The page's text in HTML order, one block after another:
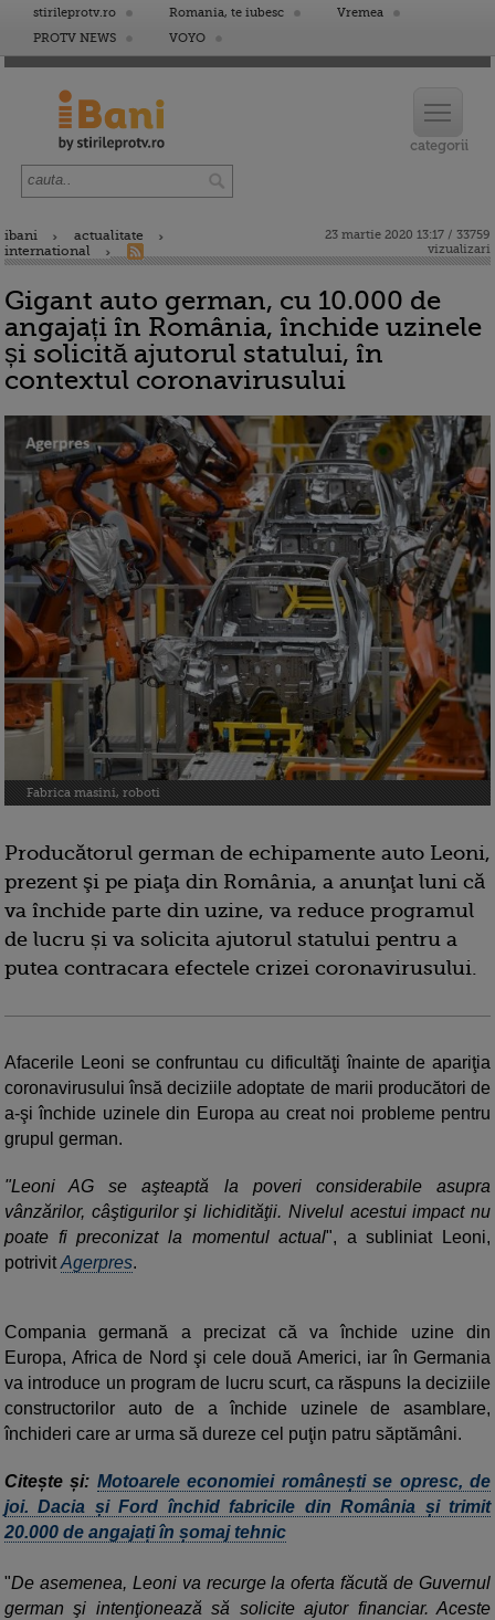
stirileprotv.ro Romania, te iubesc
Vremea
PROTV NEWS
VOYO
ibani
actualitate
international
23 martie 2020 13:17 / 33759
vizualizari
Gigant auto german, cu 10.000 de
angajați în România, închide uzinele
și solicită ajutorul statului, în
contextul coronavirusului
Fabrica masini, roboti
Producătorul german de echipamente auto Leoni,
prezent şi pe piaţa din România, a anunţat luni că
va închide parte din uzine, va reduce programul
de lucru și va solicita ajutorul statului pentru a
putea contracara efectele crizei coronavirusului.
Afacerile Leoni se confruntau cu dificultăţi înainte de apariţia
coronavirusului însă deciziile adoptate de marii producători de
a-şi închide uzinele din Europa au creat noi probleme pentru
grupul german.
"Leoni AG se aşteaptă la poveri considerabile asupra
vânzărilor, câştigurilor şi lichidităţii. Nivelul acestui impact nu
poate fi preconizat la momentul actual", a subliniat Leoni,
potrivitAgerpres.
Compania germană a precizat că va închide uzine din
Europa, Africa de Nord şi cele două Americi, iar în Germania
va introduce un program de lucru scurt, ca răspuns la deciziile
constructorilor auto de a închide uzinele de asamblare,
închideri care ar urma să dureze cel puţin patru săptămâni.
Citește și: Motoarele economiei românești se opresc, de
joi. Dacia și Ford închid fabricile din România și trimit
20.000 de angajați în șomaj tehnic
"De asemenea, Leoni va recurge la oferta făcută de Guvernul
german şi intenţionează să solicite ajutor financiar. Aceste